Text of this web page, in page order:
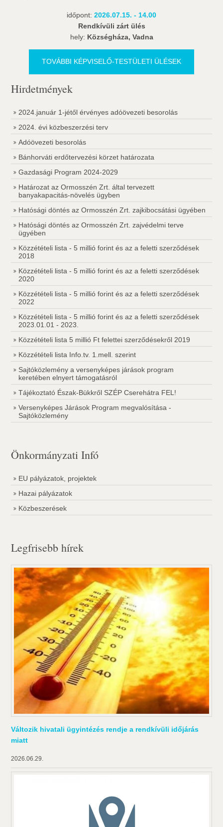
időpont: 2026.07.15. - 14.00
Rendkívüli zárt ülés
hely: Községháza, Vadna
TOVÁBBI KÉPVISELŐ-TESTÜLETI ÜLÉSEK
Hirdetmények
2024.január 1-jétől érvényes adóövezeti besorolás
2024. évi közbeszerzési terv
Adóövezeti besorolás
Bánhorváti erdőtervezési körzet határozata
Gazdasági Program 2024-2029
Határozat az Ormosszén Zrt. által tervezett
banyakapacitás-növelés ügyben
Hatósági döntés az Ormosszén Zrt. zajkibocsátási ügyében
Hatósági döntés az Ormosszén Zrt. zajvédelmi terve
ügyében
Közzétételi lista - 5 millió forint és az a feletti szerződések
2018
Közzétételi lista - 5 millió forint és az a feletti szerződések
2020
Közzétételi lista - 5 millió forint és az a feletti szerződések
2022
Közzétételi lista - 5 millió forint és az a feletti szerződések
2023.01.01 - 2023.
Közzétételi lista 5 millió Ft felettei szerződésekről 2019
Közzétételi lista Info.tv. 1.mell. szerint
Sajtóközlemény a versenyképes járások program
keretében elnyert támogatásról
Tájékoztató Észak-Bükkről SZÉP Cserehátra FEL!
Versenyképes Járások Program megvalósítása -
Sajtóközlemény
Önkormányzati Infó
EU pályázatok, projektek
Hazai pályázatok
Közbeszerések
Legfrisebb hírek
Változik hivatali ügyintézés rendje a rendkívüli időjárás
miatt
2026.06.29.